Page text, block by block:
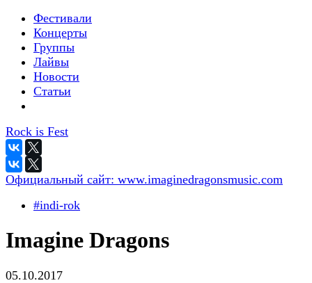
Фестивали
Концерты
Группы
Лайвы
Новости
Статьи
Rock is Fest
Официальный сайт: www.imaginedragonsmusic.com
#indi-rok
Imagine Dragons
05.10.2017